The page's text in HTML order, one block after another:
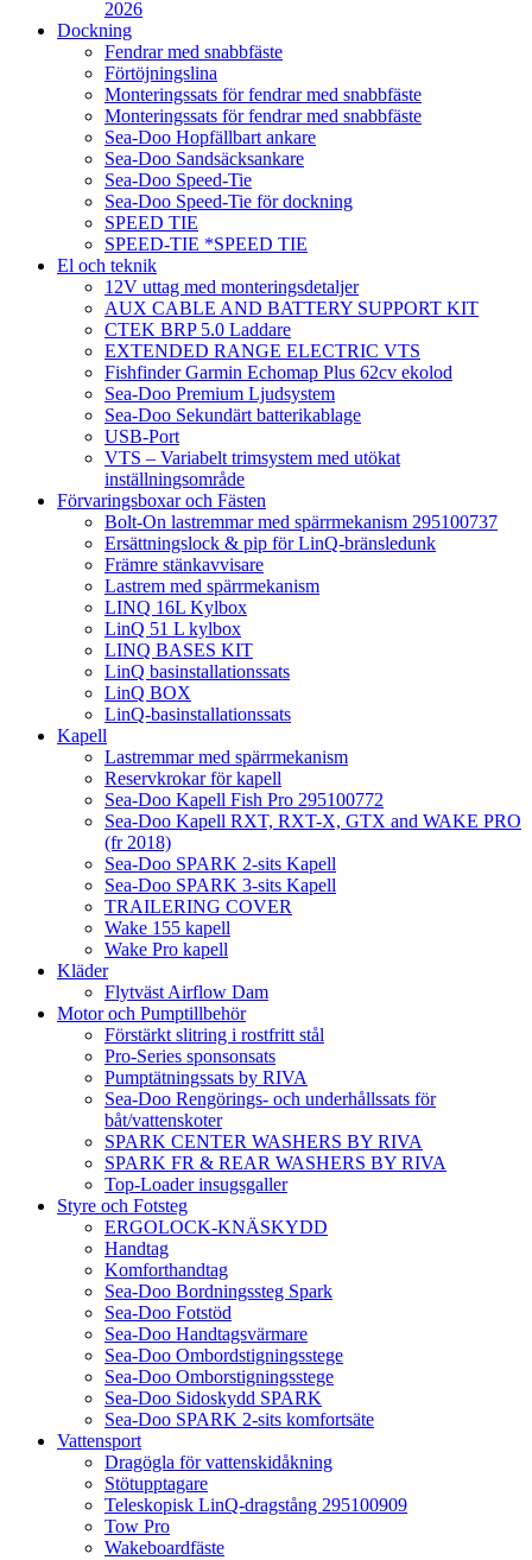
2026
Dockning
Fendrar med snabbfäste
Förtöjningslina
Monteringssats för fendrar med snabbfäste
Monteringssats för fendrar med snabbfäste
Sea-Doo Hopfällbart ankare
Sea-Doo Sandsäcksankare
Sea-Doo Speed-Tie
Sea-Doo Speed-Tie för dockning
SPEED TIE
SPEED-TIE *SPEED TIE
El och teknik
12V uttag med monteringsdetaljer
AUX CABLE AND BATTERY SUPPORT KIT
CTEK BRP 5.0 Laddare
EXTENDED RANGE ELECTRIC VTS
Fishfinder Garmin Echomap Plus 62cv ekolod
Sea-Doo Premium Ljudsystem
Sea-Doo Sekundärt batterikablage
USB-Port
VTS – Variabelt trimsystem med utökat
inställningsområde
Förvaringsboxar och Fästen
Bolt-On lastremmar med spärrmekanism 295100737
Ersättningslock & pip för LinQ-bränsledunk
Främre stänkavvisare
Lastrem med spärrmekanism
LINQ 16L Kylbox
LinQ 51 L kylbox
LINQ BASES KIT
LinQ basinstallationssats
LinQ BOX
LinQ-basinstallationssats
Kapell
Lastremmar med spärrmekanism
Reservkrokar för kapell
Sea-Doo Kapell Fish Pro 295100772
Sea-Doo Kapell RXT, RXT-X, GTX and WAKE PRO
(fr 2018)
Sea-Doo SPARK 2-sits Kapell
Sea-Doo SPARK 3-sits Kapell
TRAILERING COVER
Wake 155 kapell
Wake Pro kapell
Kläder
Flytväst Airflow Dam
Motor och Pumptillbehör
Förstärkt slitring i rostfritt stål
Pro-Series sponsonsats
Pumptätningssats by RIVA
Sea-Doo Rengörings- och underhållssats för
båt/vattenskoter
SPARK CENTER WASHERS BY RIVA
SPARK FR & REAR WASHERS BY RIVA
Top-Loader insugsgaller
Styre och Fotsteg
ERGOLOCK-KNÄSKYDD
Handtag
Komforthandtag
Sea-Doo Bordningssteg Spark
Sea-Doo Fotstöd
Sea-Doo Handtagsvärmare
Sea-Doo Ombordstigningsstege
Sea-Doo Omborstigningsstege
Sea-Doo Sidoskydd SPARK
Sea-Doo SPARK 2-sits komfortsäte
Vattensport
Dragögla för vattenskidåkning
Stötupptagare
Teleskopisk LinQ-dragstång 295100909
Tow Pro
Wakeboardfäste